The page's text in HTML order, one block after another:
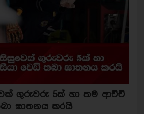
ගුරුවරු 5ක් හා තම ආච්චි
ඝාතනය කරයි